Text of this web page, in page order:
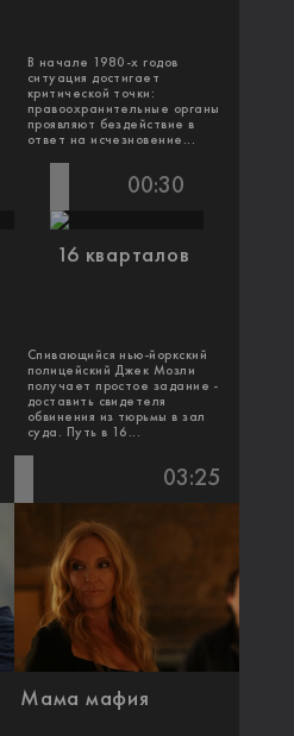
В начале 1980-х годов
ситуация достигает
критической точки:
правоохранительные органы
проявляют бездействие в
ответ на исчезновение...
00:30
16 кварталов
Спивающийся нью-йоркский
полицейский Джек Мозли
получает простое задание -
доставить свидетеля
обвинения из тюрьмы в зал
суда. Путь в 16...
03:25
Мама мафия